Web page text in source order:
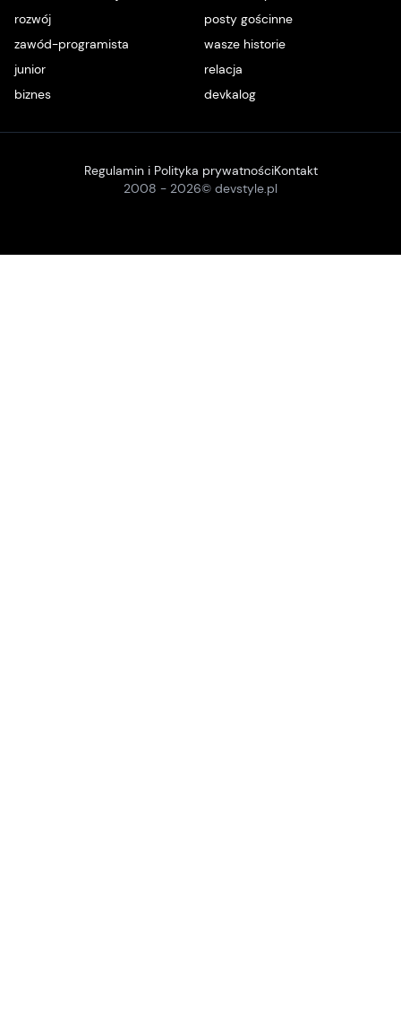
rozwój
posty gościnne
zawód-programista
wasze historie
junior
relacja
biznes
devkalog
2008 - 2026© devstyle.pl
Regulamin i Polityka prywatnościKontakt